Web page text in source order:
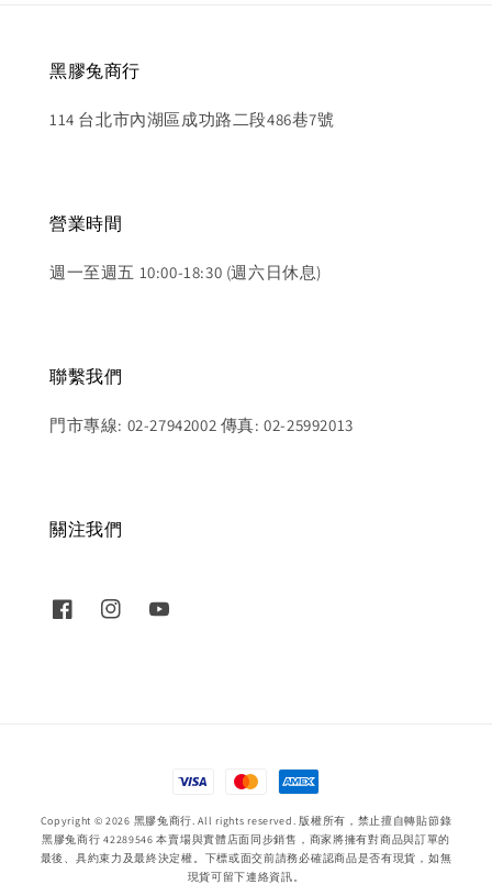
黑膠兔商行
114 台北市內湖區成功路二段486巷7號
營業時間
週一至週五 10:00-18:30 (週六日休息)
聯繫我們
門市專線: 02-27942002 傳真: 02-25992013
關注我們
Copyright © 2026 黑膠兔商行. All rights reserved. 版權所有，禁止擅自轉貼節錄
黑膠兔商行 42289546 本賣場與實體店面同步銷售，商家將擁有對商品與訂單的
最後、具約束力及最終決定權。下標或面交前請務必確認商品是否有現貨，如無
現貨可留下連絡資訊。